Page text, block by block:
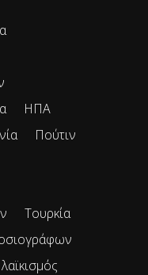
ΗΠΑ
Πούτιν
Τουρκία
λαϊκισμός